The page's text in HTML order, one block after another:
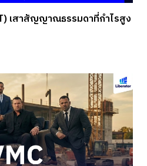
เสาสัญญาณธรรมดาที่กำไรสูง